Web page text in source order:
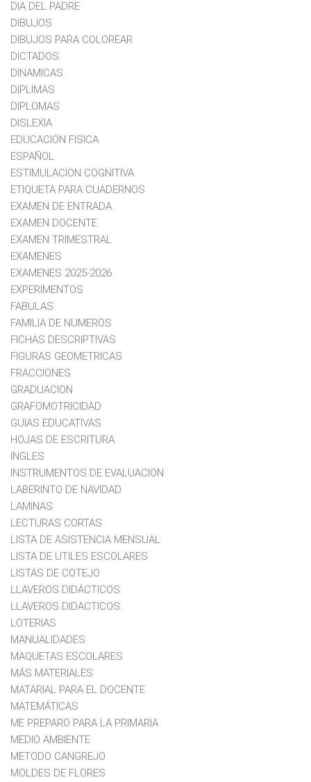
DIA DEL PADRE
DIBUJOS
DIBUJOS PARA COLOREAR
DICTADOS
DINAMICAS
DIPLIMAS
DIPLOMAS
DISLEXIA
EDUCACION FISICA
ESPAÑOL
ESTIMULACION COGNITIVA
ETIQUETA PARA CUADERNOS
EXAMEN DE ENTRADA
EXAMEN DOCENTE
EXAMEN TRIMESTRAL
EXAMENES
EXAMENES 2025-2026
EXPERIMENTOS
FABULAS
FAMILIA DE NUMEROS
FICHAS DESCRIPTIVAS
FIGURAS GEOMETRICAS
FRACCIONES
GRADUACION
GRAFOMOTRICIDAD
GUIAS EDUCATIVAS
HOJAS DE ESCRITURA
INGLES
INSTRUMENTOS DE EVALUACION
LABERINTO DE NAVIDAD
LAMINAS
LECTURAS CORTAS
LISTA DE ASISTENCIA MENSUAL
LISTA DE UTILES ESCOLARES
LISTAS DE COTEJO
LLAVEROS DIDÁCTICOS
LLAVEROS DIDACTICOS
LOTERIAS
MANUALIDADES
MAQUETAS ESCOLARES
MÁS MATERIALES
MATARIAL PARA EL DOCENTE
MATEMÁTICAS
ME PREPARO PARA LA PRIMARIA
MEDIO AMBIENTE
METODO CANGREJO
MOLDES DE FLORES